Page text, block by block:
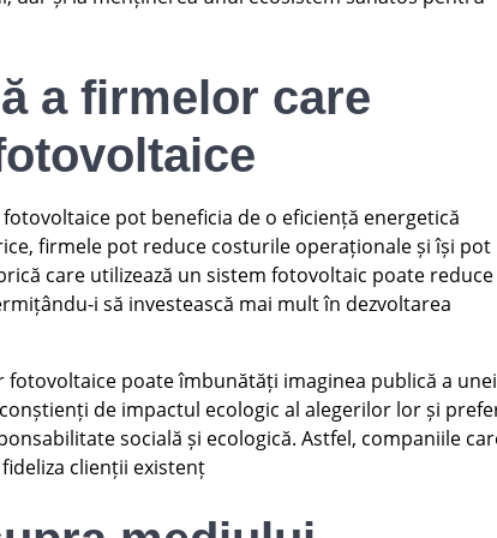
a firmelor care
pot beneficia de o eficiență energetică
firmele pot reduce costurile operaționale și își pot
care utilizează un sistem fotovoltaic poate reduce
i să investească mai mult în dezvoltarea
poate îmbunătăți imaginea publică a unei
de impactul ecologic al alegerilor lor și
socială și ecologică. Astfel, companiile
clienții existenț